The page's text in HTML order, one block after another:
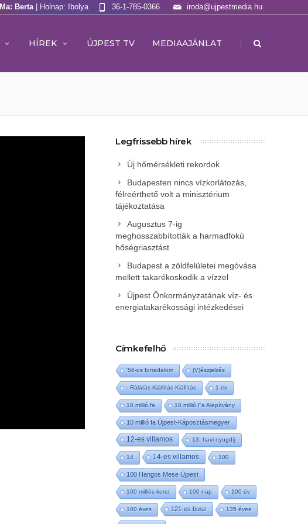
Ma: Berta | Holnap: Ibolya iroda@ujpestmedia.hu
36-1-785-0366
HÍREK ÚJPEST TV MEDIAAJÁNLAT |
Legfrissebb hírek
Új hőmérsékleti rekordok
Budapesten nincs vízkorlátozás,
félreérthető volt a minisztérium
tájékoztatása
Augusztus 7-ig
meghosszabbították a harmadfokú
hőségriasztást
Budapest a zöldfelületei megóvása
mellett takarékoskodik a vízzel
Újpest Önkormányzatának víz- és
energiatakarékossági intézkedései
Címkefelhő
'56-os forradalom (V)észjelzés
- Rálátás Kiállítás Kiállítás 1 év
10 millió fa 10 millió Fa Alapítvány
10 millió fa Újpest-Káposztásmegyer
12-es villamos 13. havi nyugdíj
14 14-es villamos 100
100 Hangos Mese Újpest
100 milliós keret 100 nap 100 év
100 éves 121-es busz 135 éves